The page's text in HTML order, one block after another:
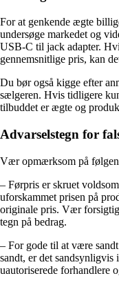
For at genkende ægte
undersøge markedet og
USB-C til jack adapter.
gennemsnitlige pris, kan
Du bør også kigge efter
sælgeren. Hvis tidligere
tilbuddet er ægte og
Advarselstegn for
Vær opmærksom på
– Førpris er skruet
uforskammet prisen på
originale pris. Vær
tegn på bedrag.
– For gode til at være
sandt, er det
uautoriserede forhandlere